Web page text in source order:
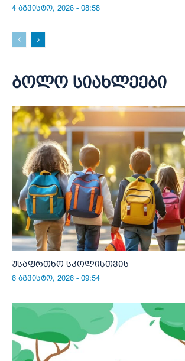
4 აგვისტო, 2026 - 08:58
ბოლო სიახლეები
უსაფრთხო სკოლისთვის
6 აგვისტო, 2026 - 09:54